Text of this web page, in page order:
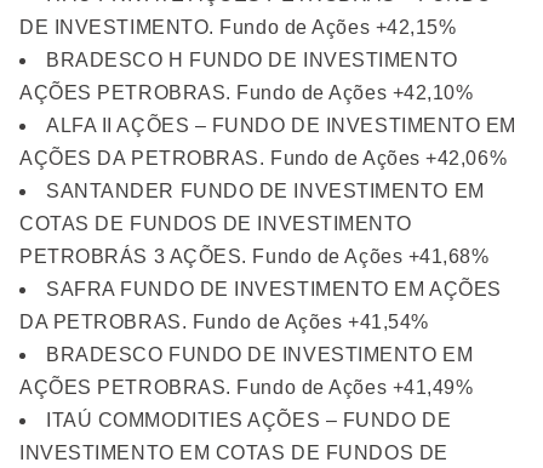
DE INVESTIMENTO. Fundo de Ações +42,15%
BRADESCO H FUNDO DE INVESTIMENTO
AÇÕES PETROBRAS. Fundo de Ações +42,10%
ALFA II AÇÕES – FUNDO DE INVESTIMENTO EM
AÇÕES DA PETROBRAS. Fundo de Ações +42,06%
SANTANDER FUNDO DE INVESTIMENTO EM
COTAS DE FUNDOS DE INVESTIMENTO
PETROBRÁS 3 AÇÕES. Fundo de Ações +41,68%
SAFRA FUNDO DE INVESTIMENTO EM AÇÕES
DA PETROBRAS. Fundo de Ações +41,54%
BRADESCO FUNDO DE INVESTIMENTO EM
AÇÕES PETROBRAS. Fundo de Ações +41,49%
ITAÚ COMMODITIES AÇÕES – FUNDO DE
INVESTIMENTO EM COTAS DE FUNDOS DE